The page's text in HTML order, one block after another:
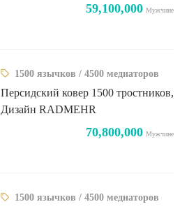
59,100,000 Мужчине
1500 язычков / 4500 медиаторов
Персидский ковер 1500 тростников,
Дизайн RADMEHR
70,800,000 Мужчине
1500 язычков / 4500 медиаторов